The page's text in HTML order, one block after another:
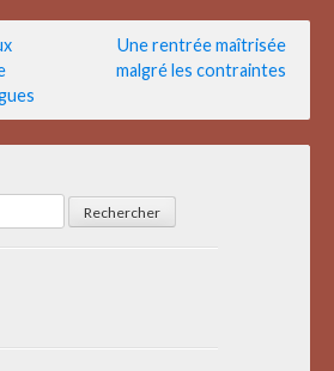
Une rentrée maîtrisée
malgré les contraintes